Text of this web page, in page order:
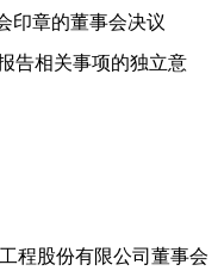
印章的董事会决议
告相关事项的独立意
程股份有限公司董事会